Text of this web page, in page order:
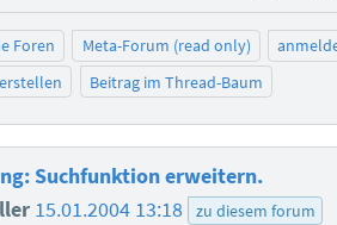
Foren Meta-Forum (read only)
Beitrag im Thread-Baum
Suchfunktion erweitern.
15.01.2004 13:18 zu diesem forum